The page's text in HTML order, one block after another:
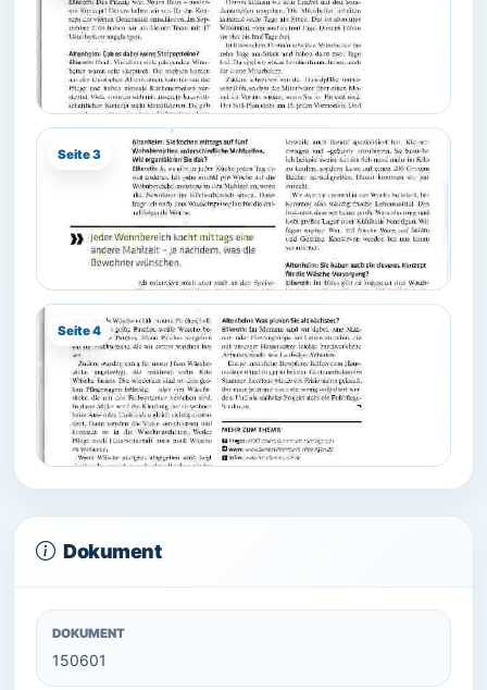
Seite 3
Seite 4
Dokument
DOKUMENT
150601